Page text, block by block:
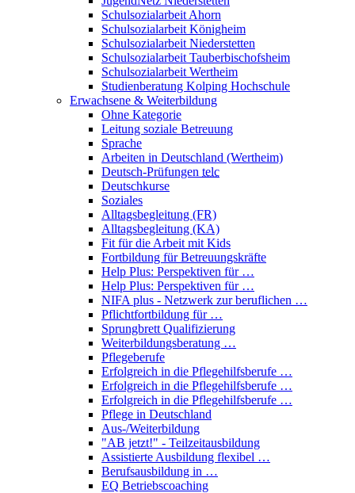
Schulsozialarbeit Ahorn
Schulsozialarbeit Königheim
Schulsozialarbeit Niederstetten
Schulsozialarbeit Tauberbischofsheim
Schulsozialarbeit Wertheim
Studienberatung Kolping Hochschule
Erwachsene & Weiterbildung
Ohne Kategorie
Leitung soziale Betreuung
Sprache
Arbeiten in Deutschland (Wertheim)
Deutsch-Prüfungen telc
Deutschkurse
Soziales
Alltagsbegleitung (FR)
Alltagsbegleitung (KA)
Fit für die Arbeit mit Kids
Fortbildung für Betreuungskräfte
Help Plus: Perspektiven für …
Help Plus: Perspektiven für …
NIFA plus - Netzwerk zur beruflichen …
Pflichtfortbildung für …
Sprungbrett Qualifizierung
Weiterbildungsberatung …
Pflegeberufe
Erfolgreich in die Pflegehilfsberufe …
Erfolgreich in die Pflegehilfsberufe …
Erfolgreich in die Pflegehilfsberufe …
Pflege in Deutschland
Aus-/Weiterbildung
"AB jetzt!" - Teilzeitausbildung
Assistierte Ausbildung flexibel …
Berufsausbildung in …
EQ Betriebscoaching